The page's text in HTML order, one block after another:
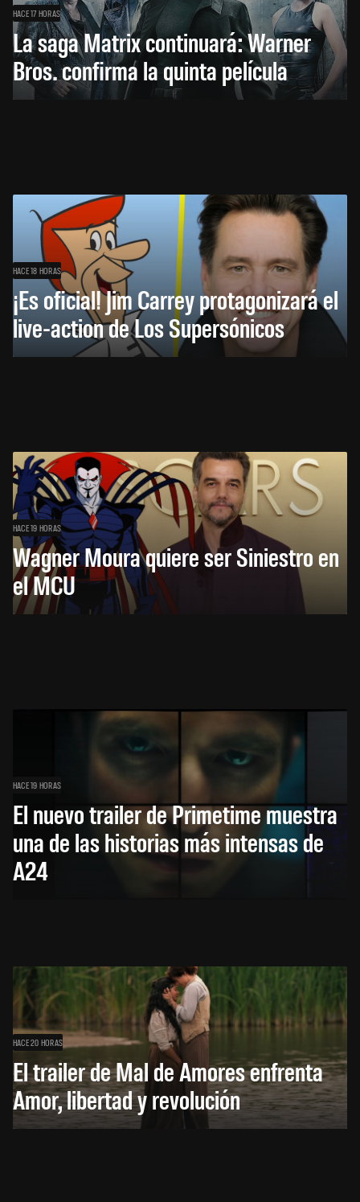
HACE 17 HORAS
La saga Matrix continuará: Warner
Bros. confirma la quinta película
HACE 18 HORAS
¡Es oficial! Jim Carrey protagonizará el
live-action de Los Supersónicos
HACE 19 HORAS
Wagner Moura quiere ser Siniestro en
el MCU
HACE 19 HORAS
El nuevo trailer de Primetime muestra
una de las historias más intensas de
A24
HACE 20 HORAS
El trailer de Mal de Amores enfrenta
Amor, libertad y revolución